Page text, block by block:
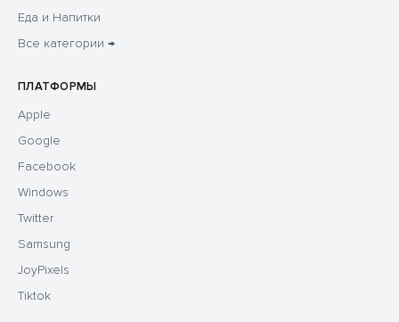
Еда и Напитки
Все категории →
ПЛАТФОРМЫ
Apple
Google
Facebook
Windows
Twitter
Samsung
JoyPixels
Tiktok